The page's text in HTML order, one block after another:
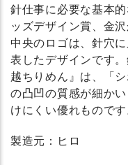
針仕事に必要な基本
ッズデザイン賞、金
中央のロゴは、針穴
表したデザインです
越ちりめん』は、「
の凸凹の質感が細か
けにくい優れものです
製造元：ヒロ